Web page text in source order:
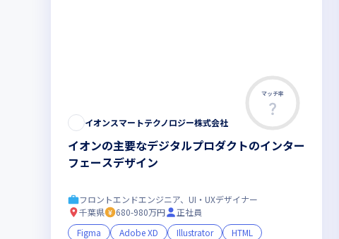
マッチ率
イオンスマートテクノロジー株式会社
イオンの主要なデジタルプロダクトのインター
フェースデザイン
フロントエンドエンジニア、UI・UXデザイナー
千葉県
680-980万円
正社員
Figma
Adobe XD Illustrator
HTML